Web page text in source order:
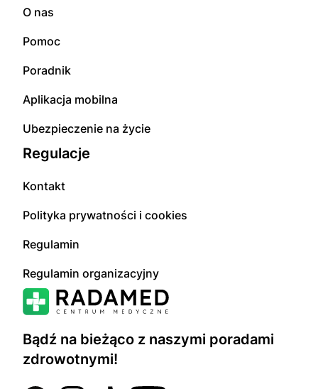
Bądź na bieżąco z naszymi poradami
zdrowotnymi!
O nas
Pomoc
Poradnik
Aplikacja mobilna
Ubezpieczenie na życie
Regulacje
Kontakt
Polityka prywatności i cookies
Regulamin
Regulamin organizacyjny